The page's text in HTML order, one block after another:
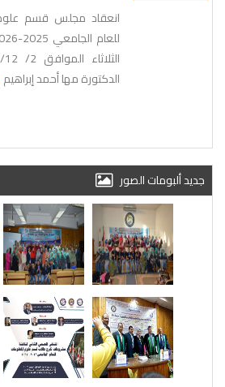
الدكتورة مها أحمد إبراهيم
جديد ألبومات الصور